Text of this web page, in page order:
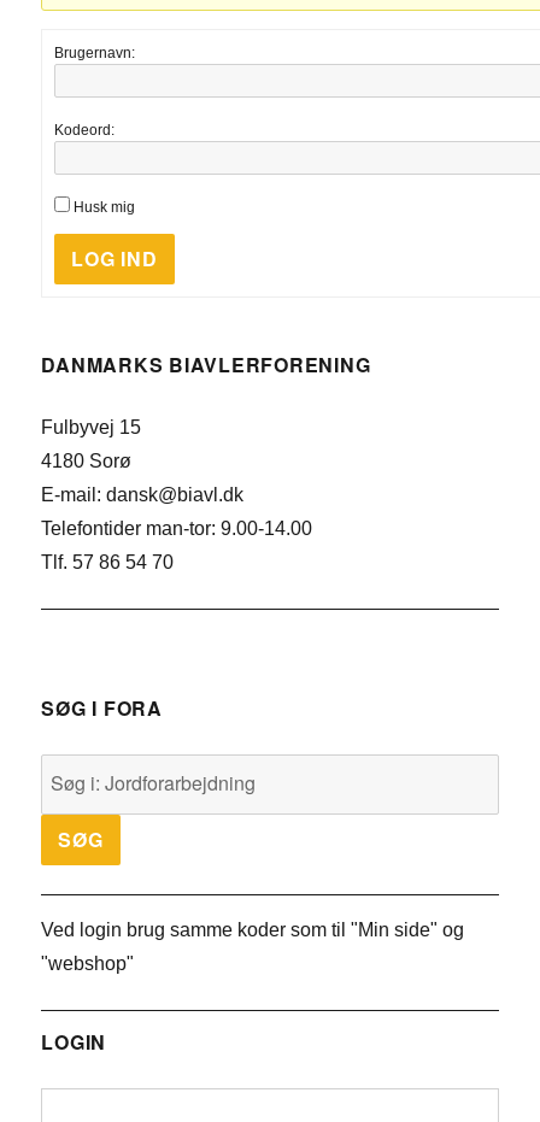
Brugernavn:
Kodeord:
Husk mig
LOG IND
DANMARKS BIAVLERFORENING
Fulbyvej 15
4180 Sorø
E-mail: dansk@biavl.dk
Telefontider man-tor: 9.00-14.00
Tlf. 57 86 54 70
SØG I FORA
Ved login brug samme koder som til "Min side" og
"webshop"
LOGIN